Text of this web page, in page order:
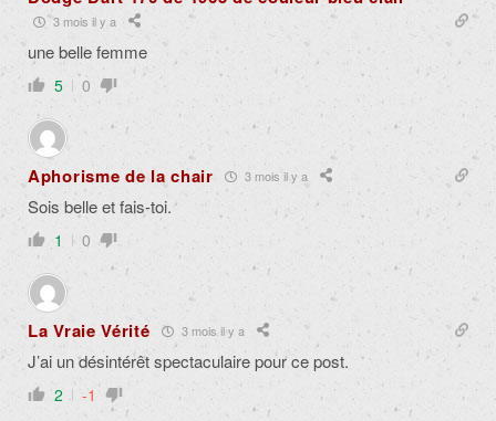
3 mois il y a
une belle femme
5 0
Aphorisme de la chair 3 mois il y a
Sois belle et fais-toi.
1 0
La Vraie Vérité 3 mois il y a
J’ai un désintérêt spectaculaire pour ce post.
2 -1